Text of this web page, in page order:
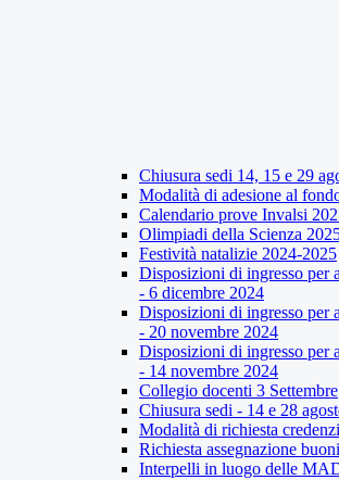
Chiusura sedi 14, 15 e 29
Modalità di adesione al
Calendario prove Invalsi
Olimpiadi della Scienza
Festività natalizie 2024-2025
Disposizioni di ingresso per
- 6 dicembre 2024
Disposizioni di ingresso per
- 20 novembre 2024
Disposizioni di ingresso per
- 14 novembre 2024
Collegio docenti 3 Settembre
Chiusura sedi - 14 e 28
Modalità di richiesta
Richiesta assegnazione
Interpelli in luogo delle